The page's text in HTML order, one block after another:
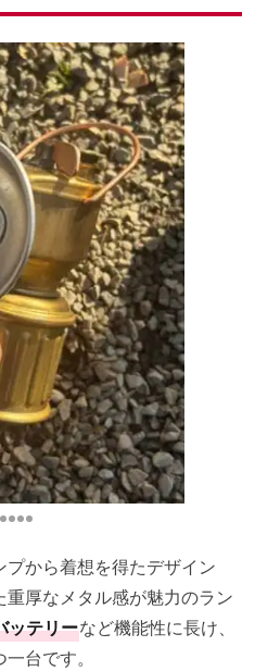
から着想を得たデザイン
厚なメタル感が魅力のラン
ッテリーなど機能性に長け、
台です。